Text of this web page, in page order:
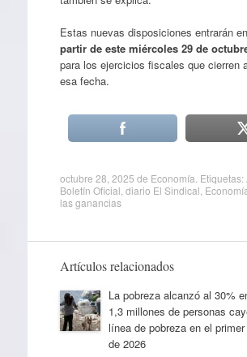
Estas nuevas disposiciones entrarán en
partir de este miércoles 29 de
para los ejercicios fiscales que cierren
esa fecha.
octubre 28, 2025 de Economía . Etiquetas:
Boletín Oficial diario El Sindical
las ganancias
Artículos relacionados
La pobreza alcanzó al 30%
1,3 millones de personas
línea de pobreza en el
de 2026